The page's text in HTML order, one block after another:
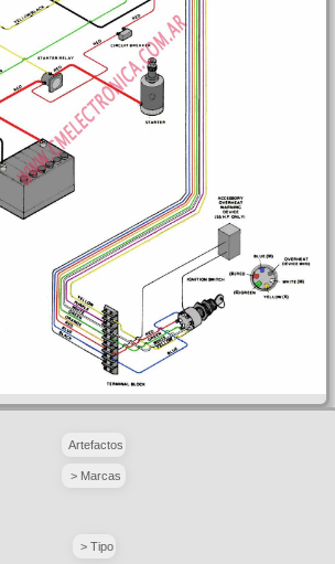
Artefactos
> Marcas
> Tipo